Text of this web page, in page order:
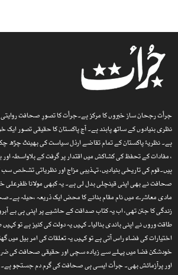
جرأت رجحان ساز خبروں کا مرکز ہے۔جرأت کا تصورِ صحافت روایتی
نظری بنیادوں کے ساتھ پابند ہے۔ آج پاکستان کا حقیقی تصور ایک
ہے۔ نظریۂ پاکستان کے تمام تقاضے ارذل سیاست کی بھینٹ چڑھ
، مفادات کے تحفظ کی کشاکش میں اقتدار پر گرفت کے بلاواسطہ
ہیں۔قوم کی تاریخی بنیادیں، تہذیبی مزاج اور نظریاتی تشخص
صحافت نے بھی اپنی قینچلی بدل لی ہے۔ یہ کبھی مولانا ظفرعلی
مادی معاشرے میں نام مقام بنانے کا محض ایک ذریعہ ،حیلہ
زندگی کا جتن تھی، اب یہ کتاب صداقت کے حاشیے پر اپنی ہی بے
طاقت وروں نے اپنی باندی بنالیا۔ کہیں یہ دولت کی کنیز ہے تو
اختیارات کی فضاء راس آتی ہے تو کہیں یہ تعلقات کی امر بیل میں
خودشکن فضا میں پہلے سے زیادہ سچی اور حقیقی صحافت کی
اور پرآزمائش بھی۔ جرأت ایسی ہی صحافت کی گرم دم جستجو ہے۔